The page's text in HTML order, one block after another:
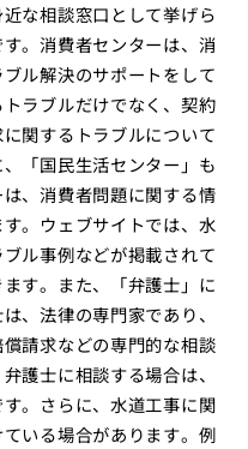
な相談窓口として挙げら
。消費者センターは、消
ル解決のサポートをして
ラブルだけでなく、契約
関するトラブルについて
「国民生活センター」も
、消費者問題に関する情
。ウェブサイトでは、水
ル事例などが掲載されて
す。また、「弁護士」に
、法律の専門家であり、
請求などの専門的な相談
護士に相談する場合は、
。さらに、水道工事に関
いる場合があります。例